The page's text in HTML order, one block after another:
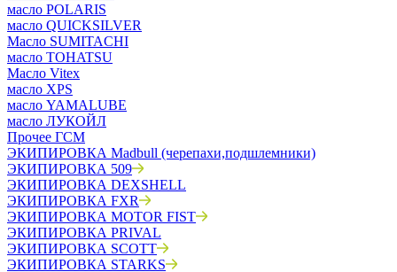
масло POLARIS
масло QUICKSILVER
Масло SUMITACHI
масло TOHATSU
Масло Vitex
масло XPS
масло YAMALUBE
масло ЛУКОЙЛ
Прочее ГСМ
ЭКИПИРОВКА Madbull (черепахи,подшлемники)
ЭКИПИРОВКА 509
ЭКИПИРОВКА DEXSHELL
ЭКИПИРОВКА FXR
ЭКИПИРОВКА MOTOR FIST
ЭКИПИРОВКА PRIVAL
ЭКИПИРОВКА SCOTT
ЭКИПИРОВКА STARKS